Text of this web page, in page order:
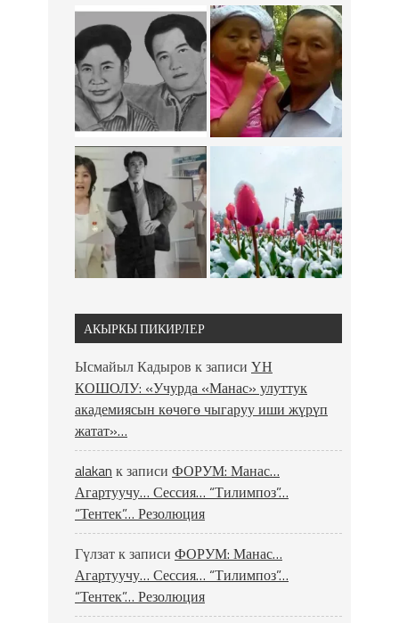
АКЫРКЫ ПИКИРЛЕР
Ысмайыл Кадыров к записи ҮН
КОШОЛУ: «Учурда «Манас» улуттук
академиясын көчөгө чыгаруу иши жүрүп
жатат»…
alakan к записи ФОРУМ: Манас…
Агартуучу… Сессия… “Тилимпоз”…
“Тентек”… Резолюция
Гүлзатк записи ФОРУМ: Манас…
Агартуучу… Сессия… “Тилимпоз”…
“Тентек”… Резолюция